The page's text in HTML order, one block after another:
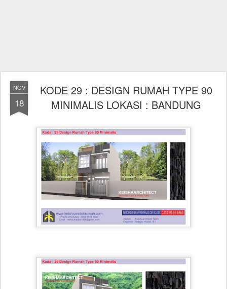
NOV
18
KODE 29 : DESIGN RUMAH TYPE 90
MINIMALIS LOKASI : BANDUNG